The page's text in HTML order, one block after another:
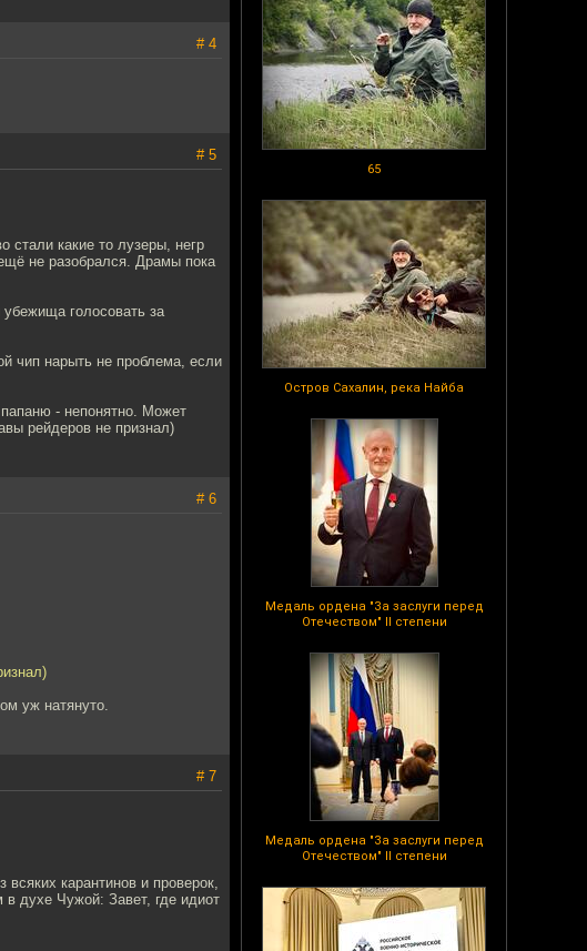
65
Остров Сахалин, река Найба
Медаль ордена "За заслуги перед
Отечеством" II степени
Медаль ордена "За заслуги перед
Отечеством" II степени
# 4
# 5
стали какие то лузеры, негр
не разобрался. Драмы пока
голосовать за
чип нарыть не проблема, если
- непонятно. Может
рейдеров не признал)
# 6
уж натянуто.
# 7
карантинов и проверок,
духе Чужой: Завет, где идиот